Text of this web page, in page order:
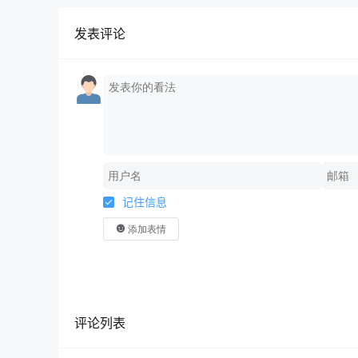
发表评论
记住信息
添加表情
评论列表